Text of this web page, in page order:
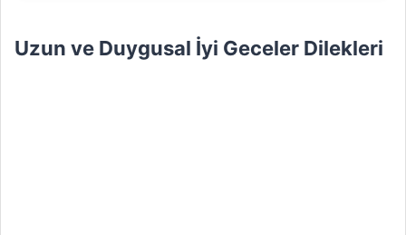
Uzun ve Duygusal İyi Geceler Dilekleri